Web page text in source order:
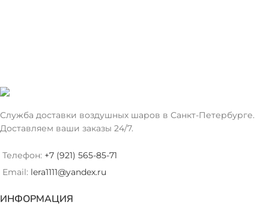
Служба доставки воздушных шаров в Санкт-Петербурге.
Доставляем ваши заказы 24/7.
Телефон: +7 (921) 565-85-71
Email: lera1111@yandex.ru
ИНФОРМАЦИЯ